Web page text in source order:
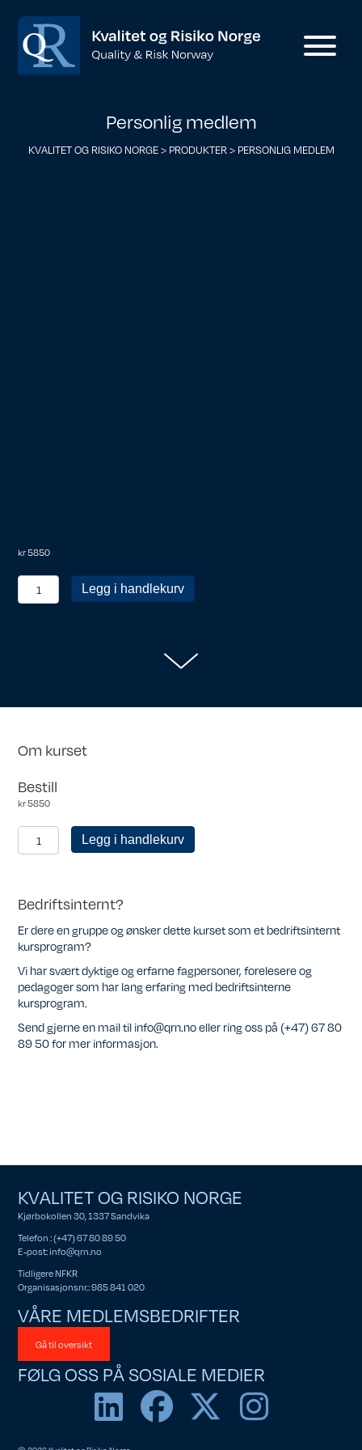
Personlig medlem
KVALITET OG RISIKO NORGE> PRODUKTER> PERSONLIG MEDLEM
kr5850
medlem
Legg i handlekurv
Om kurset
Bestill
kr5850
medlem
Legg i handlekurv
Bedriftsinternt?
Er dere en gruppe og ønsker dette kurset som et bedriftsinternt
kursprogram?
Vi har svært dyktige og erfarne fagpersoner, forelesere og
pedagoger som har lang erfaring med bedriftsinterne
kursprogram.
Send gjerne en mail til info@qrn.no eller ring oss på (+47) 67 80
89 50 for mer informasjon.
KVALITET OG RISIKO NORGE
Kjørbokollen 30, 1337 Sandvika
Telefon : (+47) 67 80 89 50
E-post:info@qrn.no
Tidligere NFKR
Organisasjonsnr.: 985 841 020
VÅRE MEDLEMSBEDRIFTER
Gå til oversikt
FØLG OSS PÅ SOSIALE MEDIER